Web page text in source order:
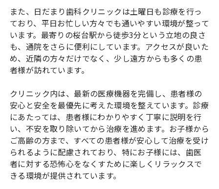
また、日だまり歯科クリニックは土曜日も診療を行っ
ており、平日お忙しい方々でも通いやすい環境が整って
います。最寄りの桜台駅から徒歩3分という立地の良さ
も、通院をさらに便利にしています。アクセスが良いた
め、近隣の方々だけでなく、少し遠方からも多くの患
者様が訪れています。
クリニック内は、最新の医療機器を完備し、患者様の
安心と安全を最優先に考えた環境を整えています。診療
にあたっては、患者様にわかりやすく丁寧に説明を行
い、不安を取り除いてから治療を進めます。お子様から
ご高齢の方まで、すべての患者様が安心して治療を受け
られるように配慮されており、特にお子様には、歯医
者に対する恐怖心をなくすために楽しくリラックスで
きる環境が提供されています。